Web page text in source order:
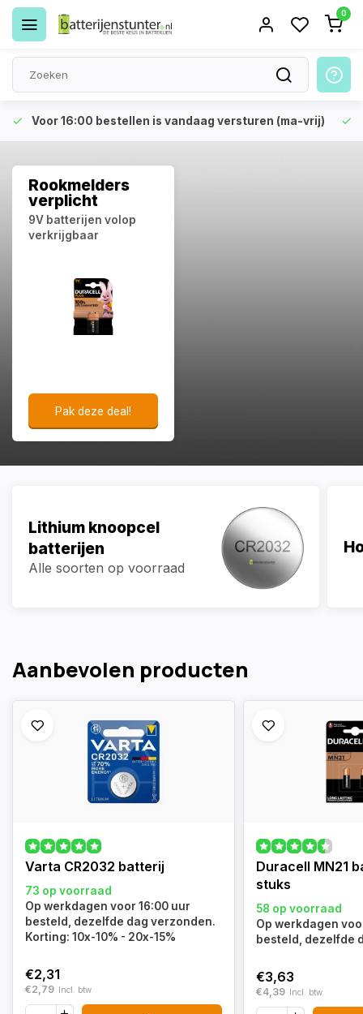
0
Voor 16:00 bestellen is vandaag versturen (ma-vrij)
Rookmelders
verplicht
9V batterijen volop
verkrijgbaar
Pak deze deal!
Lithium knoopcel
batterijen
Alle soorten op voorraad
Aanbevolen producten
Varta CR2032 batterij
73 op voorraad
Op werkdagen voor 16:00 uur
besteld, dezelfde dag verzonden.
Korting: 10x-10% - 20x-15%
€2,31
€2,79 Incl. btw
Duracell MN21
stuks
58 op voorraad
Op werkdagen
besteld, dezelfde
€3,63
€4,39 Incl. btw